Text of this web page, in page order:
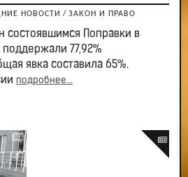
НОВОСТИ / ЗАКОН И ПРАВО
состоявшимся Поправки в
77,92%
явка составила 65%.
подробнее...